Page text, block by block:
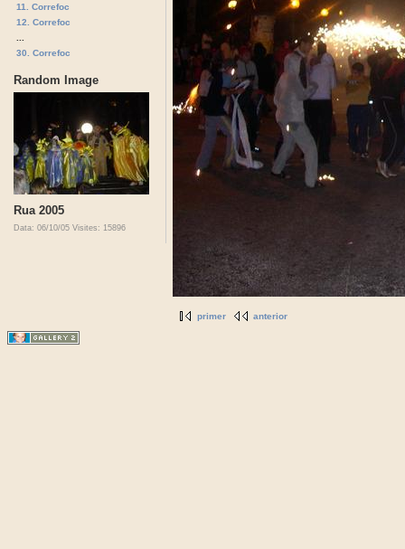
11. Correfoc
12. Correfoc
30. Correfoc
Random Image
Rua 2005
Data: 06/10/05 Visites: 15896
primer anterior